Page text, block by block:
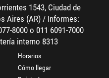
1543, Ciudad de
Aires (AR) / Informes:
8000 o 011 6091-7000
interno 8313
Horarios
Cómo llegar